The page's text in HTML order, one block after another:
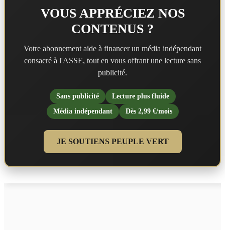
VOUS APPRÉCIEZ NOS
CONTENUS ?
Votre abonnement aide à financer un média indépendant
consacré à l'ASSE, tout en vous offrant une lecture sans
publicité.
Sans publicité
Lecture plus fluide
Média indépendant
Dès 2,99 €/mois
JE SOUTIENS PEUPLE VERT